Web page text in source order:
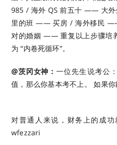
985 / 海外 QS 前五十 —— 大外
里的班 —— 买房 / 海外移民
对的婚姻 —— 重复以上步骤培
为 “内卷死循环”。 ​​​
@茨冈女神：一位先生说考公
值，那么你基本考不上。 如果你
对普通人来说，财务上的成
wfezzari ​​​